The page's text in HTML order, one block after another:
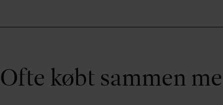
Ofte købt sammen